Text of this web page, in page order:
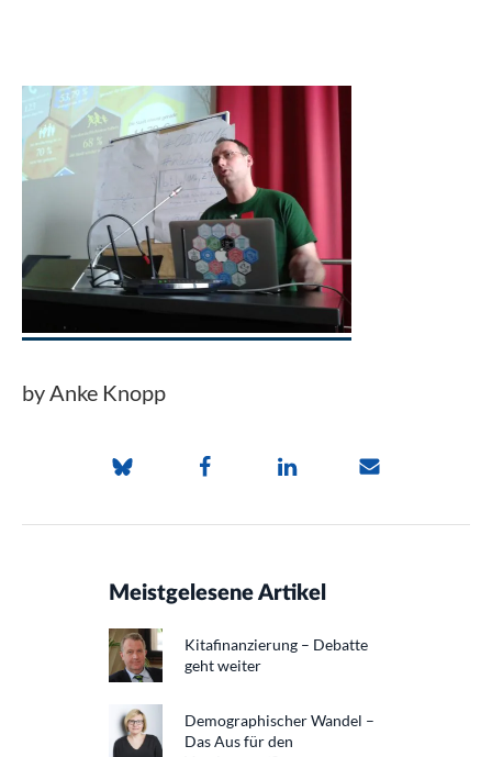
by Anke Knopp
Meistgelesene Artikel
Kitafinanzierung – Debatte
geht weiter
Demographischer Wandel –
Das Aus für den